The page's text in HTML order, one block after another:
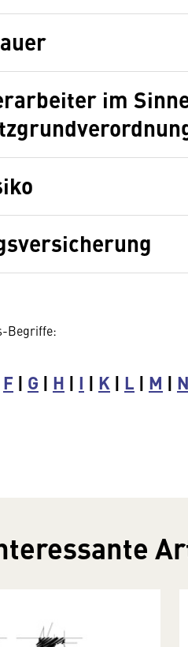
im
Begriffe:
F | G | H | I | K | L | M | N